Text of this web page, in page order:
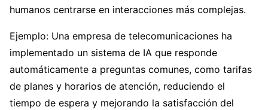
humanos centrarse en interacciones más complejas.
Ejemplo: Una empresa de telecomunicaciones ha
implementado un sistema de IA que responde
automáticamente a preguntas comunes, como tarifas
de planes y horarios de atención, reduciendo el
tiempo de espera y mejorando la satisfacción del